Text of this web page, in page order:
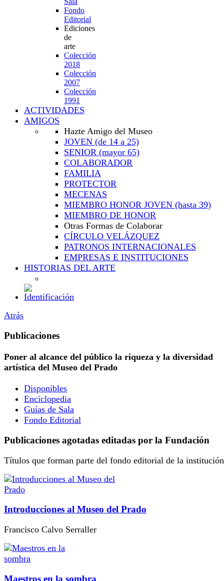
Fondo
Editorial
Ediciones
de
arte
Colección
2018
Colección
2007
Colección
1991
ACTIVIDADES
AMIGOS
Hazte Amigo del Museo
JOVEN (de 14 a 25)
SENIOR (mayor 65)
COLABORADOR
FAMILIA
PROTECTOR
MECENAS
MIEMBRO HONOR JOVEN (hasta 39)
MIEMBRO DE HONOR
Otras Formas de Colaborar
CÍRCULO VELÁZQUEZ
PATRONOS INTERNACIONALES
EMPRESAS E INSTITUCIONES
HISTORIAS DEL ARTE
Atrás
Publicaciones
Poner al alcance del público la riqueza y la diversidad
artística del Museo del Prado
Disponibles
Enciclopedia
Guías de Sala
Fondo Editorial
Publicaciones agotadas editadas por la Fundación
Títulos que forman parte del fondo editorial de la
Introducciones al Museo del Prado
Francisco Calvo Serraller
Maestros en la sombra